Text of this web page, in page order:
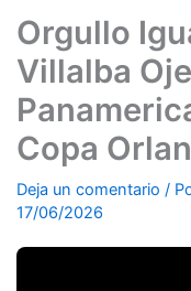
Orgullo
Villalba
Copa
Deja un comentario /
17/06/2026